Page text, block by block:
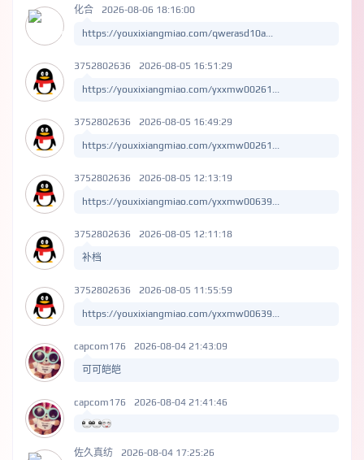
化合 2026-08-06 18:16:00
https://youxixiangmiao.com/qwerasd10a...
3752802636 2026-08-05 16:51:29
https://youxixiangmiao.com/yxxmw00261...
3752802636 2026-08-05 16:49:29
https://youxixiangmiao.com/yxxmw00261...
3752802636 2026-08-05 12:13:19
https://youxixiangmiao.com/yxxmw00639...
3752802636 2026-08-05 12:11:18
补档
3752802636 2026-08-05 11:55:59
https://youxixiangmiao.com/yxxmw00639...
capcom176 2026-08-04 21:43:09
可可皑皑
capcom176 2026-08-04 21:41:46
佐久真纺 2026-08-04 17:25:26